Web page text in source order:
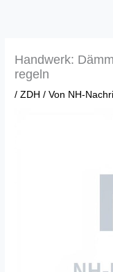
Handwerk:
regeln
/ZDH / Von NH-